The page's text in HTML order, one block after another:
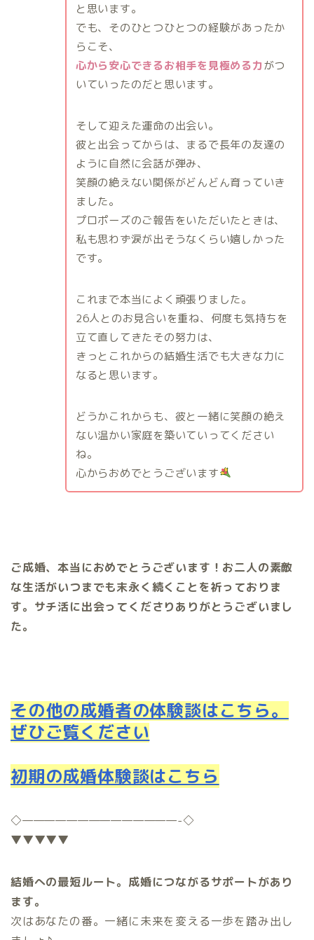
と思います。
でも、そのひとつひとつの経験があったか
らこそ、
心から安心できるお相手を見極める力がつ
いていったのだと思います。
そして迎えた運命の出会い。
彼と出会ってからは、まるで長年の友達の
ように自然に会話が弾み、
笑顔の絶えない関係がどんどん育っていき
ました。
プロポーズのご報告をいただいたときは、
私も思わず涙が出そうなくらい嬉しかった
です。
これまで本当によく頑張りました。
26人とのお見合いを重ね、何度も気持ちを
立て直してきたその努力は、
きっとこれからの結婚生活でも大きな力に
なると思います。
どうかこれからも、彼と一緒に笑顔の絶え
ない温かい家庭を築いていってください
ね。
心からおめでとうございます
ご成婚、本当におめでとうございます！お二人の素敵
な生活がいつまでも末永く続くことを祈っておりま
す。サチ活に出会ってくださりありがとうございまし
た。
その他の成婚者の体験談はこちら。
ぜひご覧ください
初期の成婚体験談はこちら
◇——————————————-◇
▼▼▼▼▼
結婚への最短ルート。成婚につながるサポートがあり
ます。
次はあなたの番。一緒に未来を変える一歩を踏み出し